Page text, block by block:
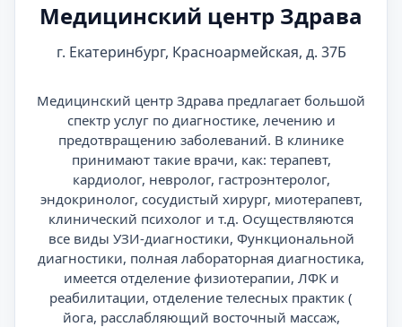
Медицинский центр Здрава
г. Екатеринбург, Красноармейская, д. 37Б
Медицинский центр Здрава предлагает большой
спектр услуг по диагностике, лечению и
предотвращению заболеваний. В клинике
принимают такие врачи, как: терапевт,
кардиолог, невролог, гастроэнтеролог,
эндокринолог, сосудистый хирург, миотерапевт,
клинический психолог и т.д. Осуществляются
все виды УЗИ-диагностики, Функциональной
диагностики, полная лабораторная диагностика,
имеется отделение физиотерапии, ЛФК и
реабилитации, отделение телесных практик (
йога, расслабляющий восточный массаж,